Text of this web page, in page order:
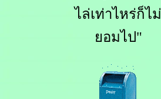
ไล่เท่าไหร่ก็ไม่
ยอมไป"